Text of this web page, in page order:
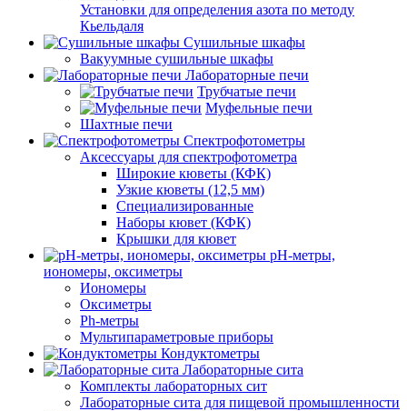
Установки для определения азота по методу
Кьельдаля
Сушильные шкафы
Вакуумные сушильные шкафы
Лабораторные печи
Трубчатые печи
Муфельные печи
Шахтные печи
Спектрофотометры
Аксессуары для спектрофотометра
Широкие кюветы (КФК)
Узкие кюветы (12,5 мм)
Специализированные
Наборы кювет (КФК)
Крышки для кювет
pH-метры,
иономеры, оксиметры
Иономеры
Оксиметры
Ph-метры
Мультипараметровые приборы
Кондуктометры
Лабораторные сита
Комплекты лабораторных сит
Лабораторные сита для пищевой промышленности